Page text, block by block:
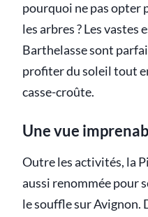
pourquoi ne pas opter
les arbres ? Les vastes
Barthelasse sont
profiter du soleil tout
casse-croûte.
Une vue
Outre les activités, la
aussi renommée pour
le souffle sur Avignon.